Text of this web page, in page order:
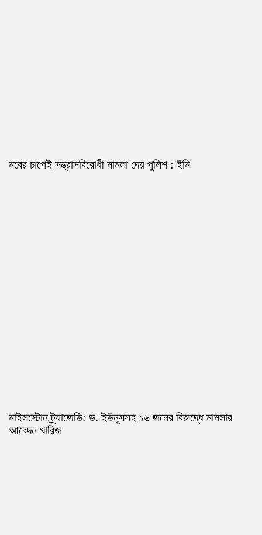
মবের চাপেই সন্ত্রাসবিরোধী মামলা দেয় পুলিশ : ইমি
মাইলস্টোন ট্র্যাজেডি: ড. ইউনূসসহ ১৬ জনের বিরুদ্ধে মামলার
আবেদন খারিজ